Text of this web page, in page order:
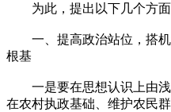
为此，提出以下几个方面
一、提高政治站位，搭机
根基
一是要在思想认识上由浅
在农村执政基础、维护农民